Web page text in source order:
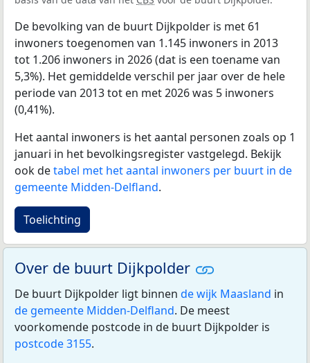
De bevolking van de buurt Dijkpolder is met 61
inwoners toegenomen van 1.145 inwoners in 2013
tot 1.206 inwoners in 2026 (dat is een toename van
5,3%). Het gemiddelde verschil per jaar over de hele
periode van 2013 tot en met 2026 was 5 inwoners
(0,41%).
Het aantal inwoners is het aantal personen zoals op 1
januari in het bevolkingsregister vastgelegd. Bekijk
ook detabel met het aantal inwoners per buurt in de
gemeente Midden-Delfland.
Toelichting
Over de buurt Dijkpolder
De buurt Dijkpolder ligt binnen de wijk Maasland in
de gemeente Midden-Delfland. De meest
voorkomende postcode in de buurt Dijkpolder is
postcode 3155.